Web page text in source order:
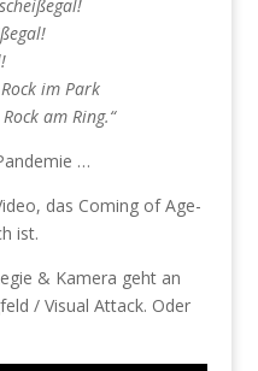
im Park
am Ring.“
…
das Coming of Age-
ist.
& Kamera geht an
/ Visual Attack. Oder